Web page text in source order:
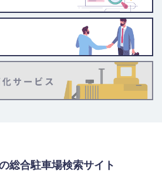
総合駐車場検索サイト